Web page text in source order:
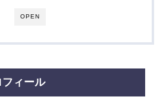
OPEN
ィール